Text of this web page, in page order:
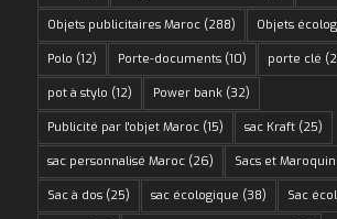
Objets publicitaires Maroc(288) Objets
Polo (12) Porte-documents(10) porte clé
pot à stylo (12) Power bank(32)
Publicité par l'objet Maroc(15) sac Kraft(25)
sac personnalisé Maroc(26) Sacs et
Sac à dos(25) sac écologique (38) Sac